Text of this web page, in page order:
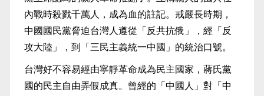
內戰時殺戮千萬人，成為血的註記。戒嚴長時期，
中國國民黨脅迫台灣人遵從「反共抗俄」，經「反
攻大陸」，到「三民主義統一中國」的統治口號。
台灣好不容易經由寧靜革命成為民主國家，蔣氏黨
國的民主自由弄假成真。曾經的「中國人」對「中